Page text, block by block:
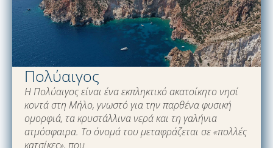
Πολύαιγος
Η Πολύαιγος είναι ένα εκπληκτικό ακατοίκητο νησί
κοντά στη Μήλο, γνωστό για την παρθένα φυσική
ομορφιά, τα κρυστάλλινα νερά και τη γαλήνια
ατμόσφαιρα. Το όνομά του μεταφράζεται σε «πολλές
κατσίκες», που